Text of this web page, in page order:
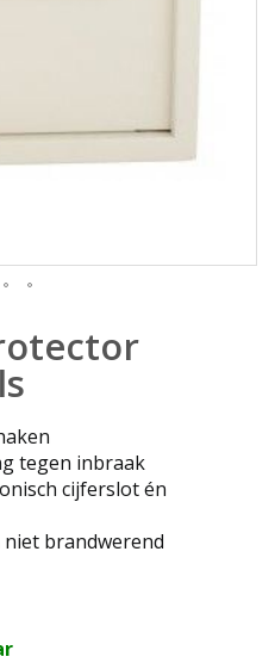
tegen inbraak
cijferslot én
brandwerend